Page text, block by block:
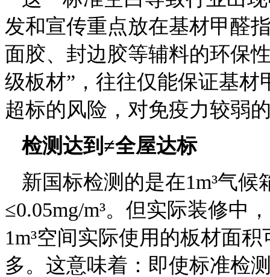
发和宣传重点放在基材甲醛
面胶、封边胶等辅料的环保
级板材”，往往仅能保证基
超标的风险，对免疫力较弱
检测达到≠全屋达标
新国标检测的是在1m³气
≤0.05mg/m³。但实际装修中
1m³空间实际使用的板材面
多。这意味着：即使标准检